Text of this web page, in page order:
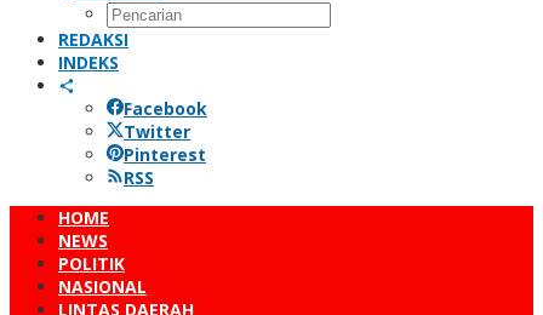
REDAKSI
INDEKS
Facebook
Twitter
Pinterest
RSS
HOME
NEWS
POLITIK
NASIONAL
LINTAS DAERAH